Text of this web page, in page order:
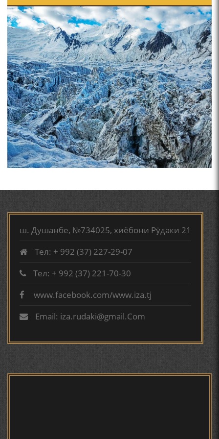
ЧЕХРАХОИ АСЛИИ МИРЗО
ТУРСУНЗОДА
Мирзо Турсунзода-
"Кахрамони Точикистон"
ТАРЧУМАИ ХОЛ/MIRZO
Сайри осорхона - Мирзо
ПРЕДПОСЫЛКИ СТАНОВЛЕНИЯ
ФИЛОЛОГИЧЕСКОГО РОМАНА В ТАДЖИКСКОЙ
МУРУВВАТИЁН ДЖ. ДЖ.
ВАСФИ МОДАР ДАР НАМУНАҲОИ ОСОРИ ШИФОҲИ
ВОЖАҲОИ НУРОНИИ ШЕЪР АНЗУРАТИ МАЛИКЗОД.
ТАСАВВУРИ МАРДУМ ДАР ХУСУСИ ИШҚИ РӮДАКӢ
ФАРИДУН ИСМОИЛОВ.
АБУАБДУЛЛОҲИ РӮДАКӢ ДАР ТАҲҚИҚИ ТОҶИДДИН
МАРДОНӢ УМРИДДИН ЮСУФӢ ИНСТИТУТИ ЗАБОН
КИРОМИ БУХОРӢ ШОИРИ ИНСОНДӮСТ УСМОНОВА
ГУЛБАҲОР.
ТАҶАССУМИ ҲАСБИ ҲОЛ ДАР ҒАЗАЛИЁТИ КИРОМИ
БУХОРОӢ УСМОНОВА Г.Ф.
БЕРУНӢ ВА НАВРӮЗИ АҶАМ
Pages
ш. Душанбе, №734025, хиёбони Рӯдаки 21
Тел: + 992 (37) 227-29-07
Тел: + 992 (37) 221-70-30
www.facebook.com/www.iza.tj
Email: iza.rudaki@gmail.Com